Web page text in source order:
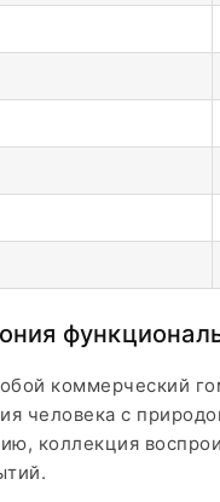
коммерческий
человека с
коллекция